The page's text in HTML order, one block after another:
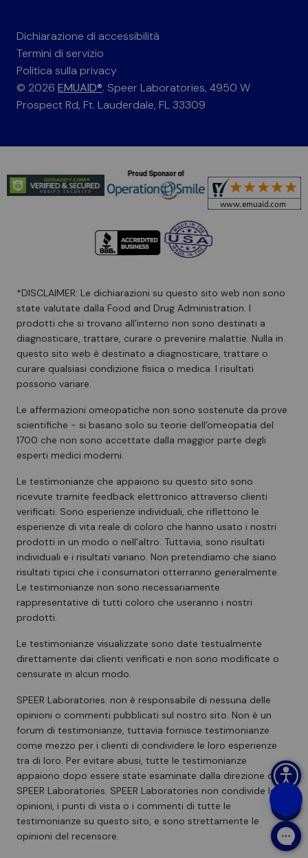
Dichiarazione di accessibilità
Termini di servizio
Politica sulla privacy
© 2026 EMUAID®. Speer Laboratories, 4950 W
Prospect Rd, Ft. Lauderdale, FL 33309
*DISCLAIMER: Le dichiarazioni su questo sito web non sono
state valutate dalla Food and Drug Administration. I
prodotti che si trovano all'interno non sono destinati a
diagnosticare, trattare, curare o prevenire malattie. Nulla in
questo sito web è destinato a diagnosticare, trattare o
curare qualsiasi condizione fisica o medica. I risultati
possono variare.
Le affermazioni omeopatiche non sono sostenute da prove
scientifiche - si basano solo su teorie dell'omeopatia del
1700 che non sono accettate dalla maggior parte degli
esperti medici moderni.
Le testimonianze che appaiono su questo sito sono
ricevute tramite feedback elettronico attraverso clienti
verificati. Sono esperienze individuali, che riflettono le
esperienze di vita reale di coloro che hanno usato i nostri
prodotti in un modo o nell'altro. Tuttavia, sono risultati
individuali e i risultati variano. Non pretendiamo che siano
risultati tipici che i consumatori otterranno generalmente.
Le testimonianze non sono necessariamente
rappresentative di tutti coloro che useranno i nostri
prodotti.
Le testimonianze visualizzate sono date testualmente
direttamente dai clienti verificati e non sono modificate o
censurate in alcun modo.
SPEER Laboratories. non è responsabile di nessuna delle
opinioni o commenti pubblicati sul nostro sito. Non è un
forum di testimonianze, tuttavia fornisce testimonianze
come mezzo per i clienti di condividere le loro esperienze
tra di loro. Per evitare abusi, tutte le testimonianze
appaiono dopo essere state esaminate dalla direzione di
SPEER Laboratories. SPEER Laboratories non condivide le
opinioni, i punti di vista o i commenti di tutte le
testimonianze su questo sito, e sono strettamente le
opinioni del recensore.